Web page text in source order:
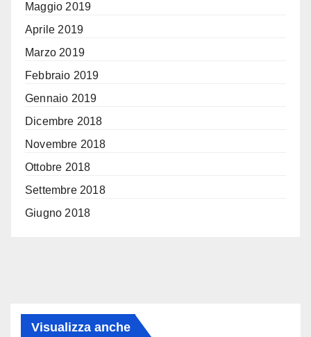
Maggio 2019
Aprile 2019
Marzo 2019
Febbraio 2019
Gennaio 2019
Dicembre 2018
Novembre 2018
Ottobre 2018
Settembre 2018
Giugno 2018
Visualizza anche